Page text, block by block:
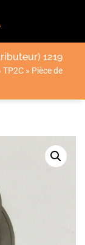
1219
TP2C » Pièce de